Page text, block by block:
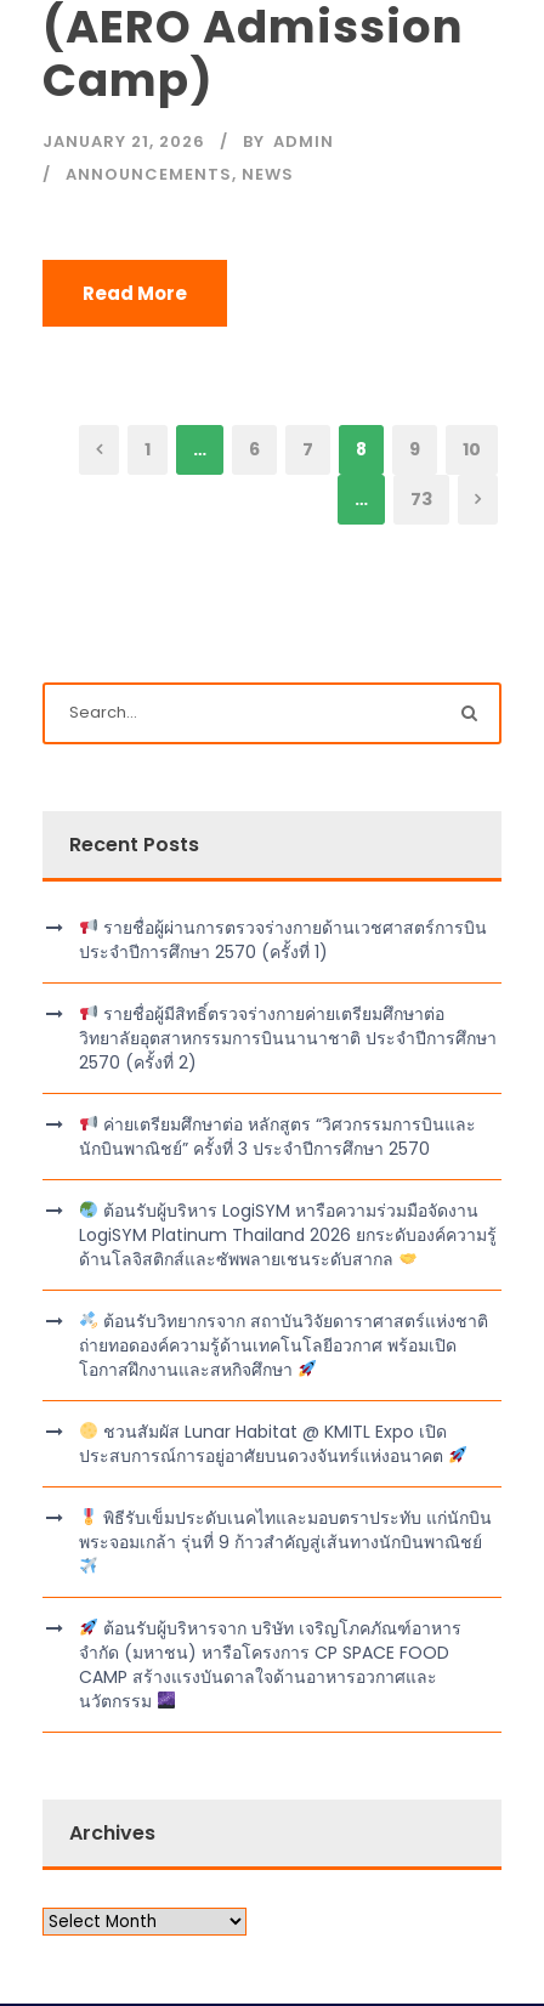
(AERO Admission
Camp)
JANUARY 21, 2026 BY ADMIN
ANNOUNCEMENTS, NEWS
Read More
1 … 6 7 8 9 10
… 73
Recent Posts
รายชื่อผู้ผ่านการตรวจร่างกายด้านเวชศาสตร์การบิน
ประจำปีการศึกษา 2570 (ครั้งที่ 1)
รายชื่อผู้มีสิทธิ์ตรวจร่างกายค่ายเตรียมศึกษาต่อ
วิทยาลัยอุตสาหกรรมการบินนานาชาติ ประจำปีการศึกษา
2570 (ครั้งที่ 2)
ค่ายเตรียมศึกษาต่อ หลักสูตร “วิศวกรรมการบินและ
นักบินพาณิชย์” ครั้งที่ 3 ประจำปีการศึกษา 2570
ต้อนรับผู้บริหาร LogiSYM หารือความร่วมมือจัดงาน
LogiSYM Platinum Thailand 2026 ยกระดับองค์ความรู้
ด้านโลจิสติกส์และซัพพลายเชนระดับสากล
ต้อนรับวิทยากรจาก สถาบันวิจัยดาราศาสตร์แห่งชาติ
ถ่ายทอดองค์ความรู้ด้านเทคโนโลยีอวกาศ พร้อมเปิด
โอกาสฝึกงานและสหกิจศึกษา
ชวนสัมผัส Lunar Habitat @ KMITL Expo เปิด
ประสบการณ์การอยู่อาศัยบนดวงจันทร์แห่งอนาคต
พิธีรับเข็มประดับเนคไทและมอบตราประทับ แก่นักบิน
พระจอมเกล้า รุ่นที่ 9 ก้าวสำคัญสู่เส้นทางนักบินพาณิชย์
ต้อนรับผู้บริหารจาก บริษัท เจริญโภคภัณฑ์อาหาร
จำกัด (มหาชน) หารือโครงการ CP SPACE FOOD
CAMP สร้างแรงบันดาลใจด้านอาหารอวกาศและ
นวัตกรรม
Archives